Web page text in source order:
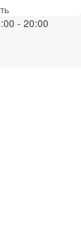
- 20:00